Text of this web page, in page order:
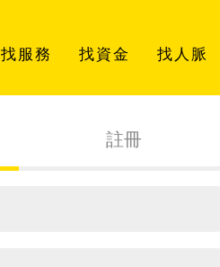
找服務 找資金 找人脈
註冊